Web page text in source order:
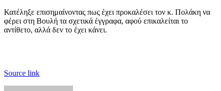
Κατέληξε επισημαίνοντας πως έχει προκαλέσει τον κ. Πολάκη να
φέρει στη Βουλή τα σχετικά έγγραφα, αφού επικαλείται το
αντίθετο, αλλά δεν το έχει κάνει.
Source link